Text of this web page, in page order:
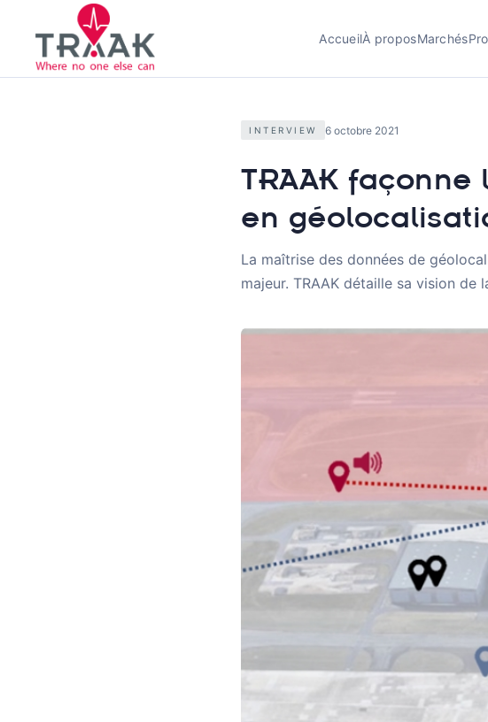
AccueilÀ proposMarchés
INTERVIEW 6 octobre 2021
TRAAK
en
La maîtrise des données de
majeur. TRAAK détaille sa vision de